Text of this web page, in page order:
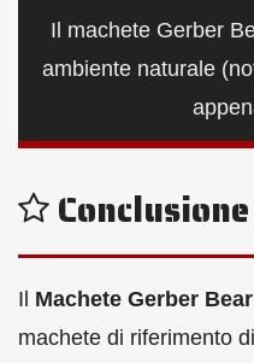
Il machete Gerber
ambiente naturale
Conclusione
Il Machete Gerber
machete di riferimento